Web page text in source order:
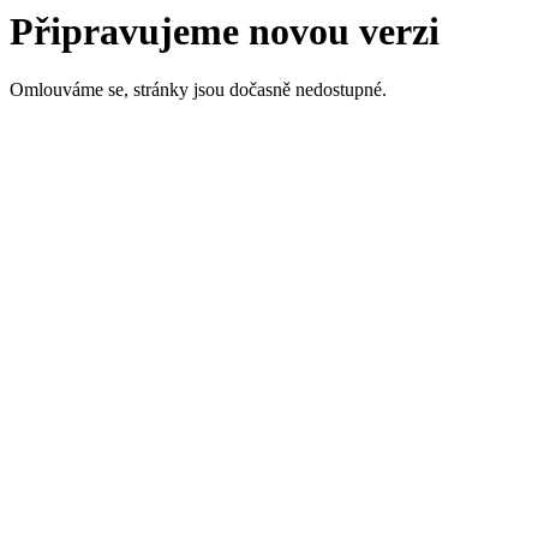
Připravujeme novou verzi
Omlouváme se, stránky jsou dočasně nedostupné.